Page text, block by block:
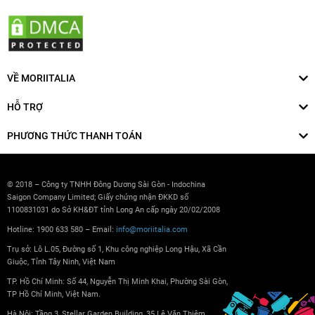
VỀ MORIITALIA
HỖ TRỢ
PHƯƠNG THỨC THANH TOÁN
© 2018 – Công ty TNHH Đông Dương Sài Gòn - Indochina
Saigon Company Limited; Giấy chứng nhận ĐKKD số
1100831031 do Sở KH&ĐT tỉnh Long An cấp ngày 20/02/2008
Hotline: 1900 633 580 – Email: info@moriitalia.com
Trụ sở: Lô L.05, Đường số 1, Khu công nghiệp Long Hậu, Xã Cần
Giuộc, Tỉnh Tây Ninh, Việt Nam
TP. Hồ Chí Minh: Số 44, Nguyễn Thị Minh Khai, Phường Sài Gòn,
TP Hồ Chí Minh, Việt Nam.